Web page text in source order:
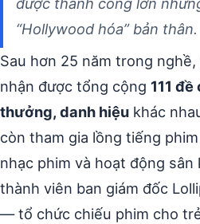
được thành công lớn
“Hollywood hóa” bản thân.
Sau hơn 25 năm trong
nhận được tổng cộng 111 đề
thưởng, danh hiệu khác
còn tham gia lồng tiếng
nhạc phim và hoạt động sân
thành viên ban giám đốc
— tổ chức chiếu phim cho